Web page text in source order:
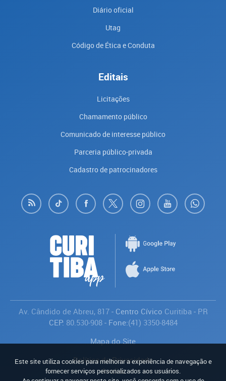
Diário oficial
Utag
Código de Ética e Conduta
Editais
Licitações
Chamamento público
Comunicado de interesse público
Parceria público-privada
Cadastro de patrocinadores
Av. Cândido de Abreu, 817- Centro Cívico Curitiba - PR
CEP: 80.530-908- Fone:(41) 3350-8484
Mapa do Site
Política de Privacidade
Avaliar
Este site utiliza cookies para melhorar a experiência de navegação e
fornecer serviços personalizados aos usuários.